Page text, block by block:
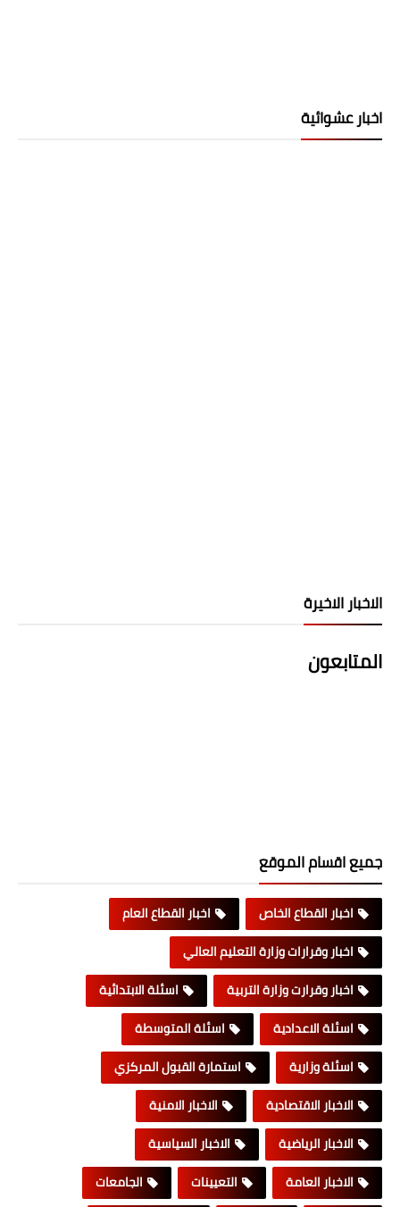
اخبار عشوائية
الاخبار الاخيرة
المتابعون
جميع اقسام الموقع
اخبار القطاع الخاص
اخبار القطاع العام
اخبار وقرارات وزارة التعليم العالي
اخبار وقرارت وزارة التربية
اسئلة الابتدائية
اسئلة الاعدادية
اسئلة المتوسطة
اسئلة وزارية
استمارة القبول المركزي
الاخبار الاقتصادية
الاخبار الامنية
الاخبار الرياضية
الاخبار السياسية
الاخبار العامة
التعيينات
الجامعات